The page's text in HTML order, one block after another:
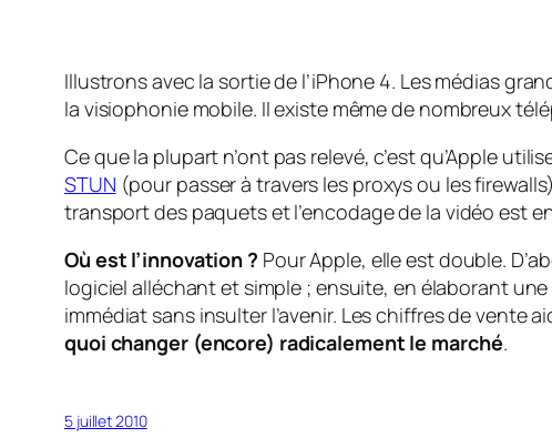
Illustrons avec la sortie de l’iPhone 4. Les médias
la visiophonie mobile. Il existe même de nombreux
Ce que la plupart n’ont pas relevé, c’est qu’Apple
STUN (pour passer à travers les proxys ou les
transport des paquets et l’encodage de la vidéo est
Où est l’innovation ? Pour Apple, elle est double.
logiciel alléchant et simple ; ensuite, en élaborant
immédiat sans insulter l’avenir. Les chiffres de
quoi changer (encore) radicalement le marché.
5 juillet 2010